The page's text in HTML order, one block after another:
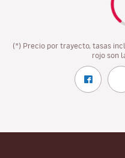
(*) Precio por trayecto, tasas
rojo son